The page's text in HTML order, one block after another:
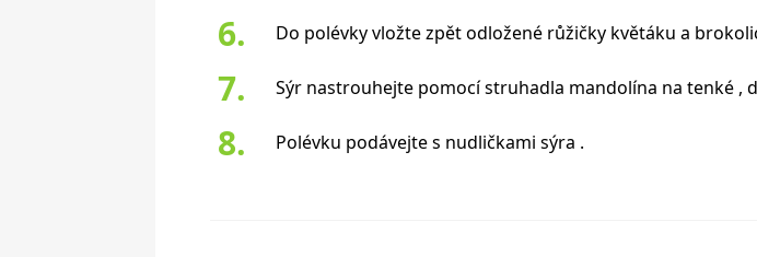
Do polévky vložte zpět odložené růžičky květáku a
Sýr nastrouhejte pomocí struhadla mandolína na tenké ,
Polévku podávejte s nudličkami sýra .